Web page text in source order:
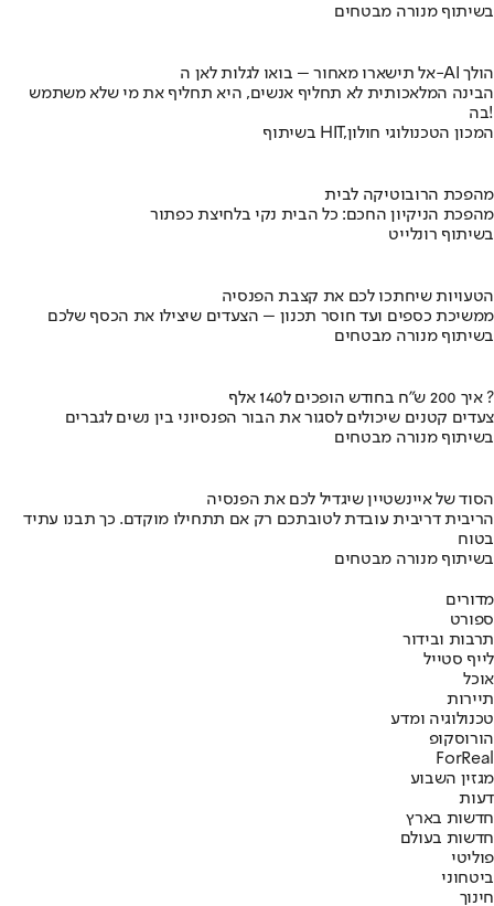
בשיתוף מנורה מבטחים
אל תישארו מאחור – בואו לגלות לאן ה-AI הולך
הבינה המלאכותית לא תחליף אנשים, היא תחליף את מי שלא משתמש
בה!
בשיתוף HIT,המכון הטכנולוגי חולון
מהפכת הרובוטיקה לבית
מהפכת הניקיון החכם: כל הבית נקי בלחיצת כפתור
בשיתוף רונלייט
הטעויות שיחתכו לכם את קצבת הפנסיה
ממשיכת כספים ועד חוסר תכנון – הצעדים שיצילו את הכסף שלכם
בשיתוף מנורה מבטחים
איך 200 ש"ח בחודש הופכים ל140 אלף ?
צעדים קטנים שיכולים לסגור את הבור הפנסיוני בין נשים לגברים
בשיתוף מנורה מבטחים
הסוד של איינשטיין שיגדיל לכם את הפנסיה
הריבית דריבית עובדת לטובתכם רק אם תתחילו מוקדם. כך תבנו עתיד
בטוח
בשיתוף מנורה מבטחים
מדורים
ספורט
תרבות ובידור
לייף סטייל
אוכל
תיירות
טכנולוגיה ומדע
הורוסקופ
ForReal
מגזין השבוע
דעות
חדשות בארץ
חדשות בעולם
פוליטי
ביטחוני
חינוך